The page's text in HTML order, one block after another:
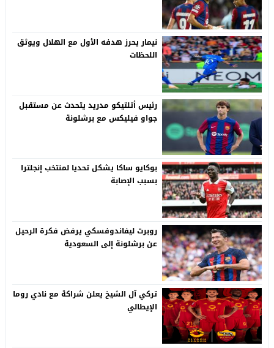
نيمار يحرز هدفه الأول مع الهلال ويوثق
اللحظات
رئيس أتلتيكو مدريد يتحدث عن مستقبل
جواو فيليكس مع برشلونة
بوكايو ساكا يشكل تحديا لمنتخب إنجلترا
بسبب الإصابة
روبرت ليفاندوفسكي يرفض فكرة الرحيل
عن برشلونة إلى السعودية
تركي آل الشيخ يعلن شراكة مع نادي روما
الإيطالي